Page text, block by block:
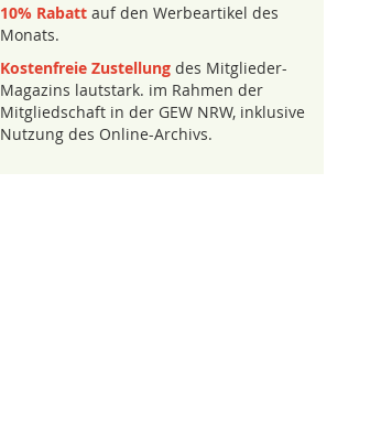
10% Rabatt auf den Werbeartikel des
Monats.
Kostenfreie Zustellung des Mitglieder-
Magazins lautstark. im Rahmen der
Mitgliedschaft in der GEW NRW, inklusive
Nutzung des Online-Archivs.